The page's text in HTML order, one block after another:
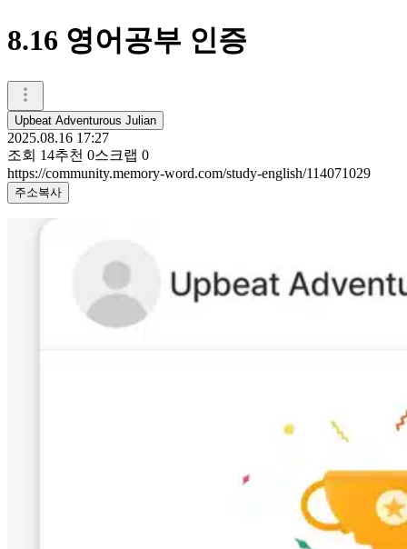
8.16 영어공부 인증
Upbeat Adventurous Julian
2025.08.16 17:27
조회 14추천 0스크랩 0
https://community.memory-word.com/study-english/114071029
주소복사